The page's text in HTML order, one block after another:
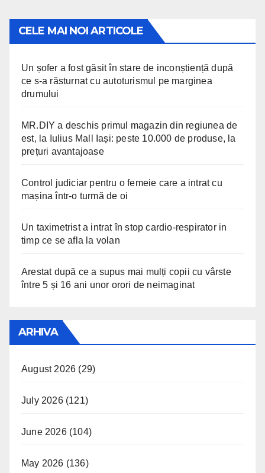
CELE MAI NOI ARTICOLE
Un șofer a fost găsit în stare de inconștiență după
ce s-a răsturnat cu autoturismul pe marginea
drumului
MR.DIY a deschis primul magazin din regiunea de
est, la Iulius Mall Iași: peste 10.000 de produse, la
prețuri avantajoase
Control judiciar pentru o femeie care a intrat cu
mașina într-o turmă de oi
Un taximetrist a intrat în stop cardio-respirator in
timp ce se afla la volan
Arestat după ce a supus mai mulți copii cu vârste
între 5 și 16 ani unor orori de neimaginat
ARHIVA
August 2026 (29)
July 2026(121)
June 2026(104)
May 2026 (136)